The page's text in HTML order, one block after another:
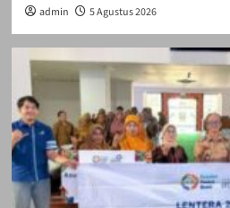
admin 5 Agustus 2026